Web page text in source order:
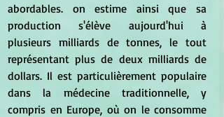
abordables. on estime ainsi que sa
production s'élève aujourd'hui à
plusieurs milliards de tonnes, le tout
représentant plus de deux milliards de
dollars. Il est particulièrement populaire
dans la médecine traditionnelle, y
compris en Europe, où on le consomme